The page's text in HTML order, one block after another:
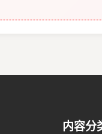
内容分